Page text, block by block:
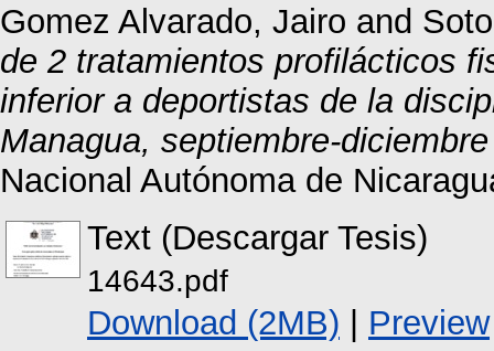
Gomez Alvarado, Jairo and
de 2 tratamientos profilácticos
inferior a deportistas de la
Managua, septiembre-
Nacional Autónoma de
Text (Descargar Tesis)
14643.pdf
Download (2MB) | Preview